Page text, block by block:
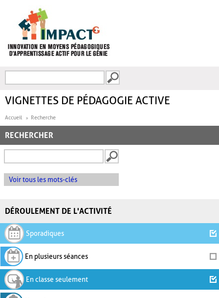
FORMULAIRE DE
VIGNETTES DE PÉDAGOGIE ACTIVE
Accueil Recherche
RECHERCHER
Voir tous les mots-clés
DÉROULEMENT DE L'ACTIVITÉ
Sporadiques
En plusieurs séances
En classe seulement